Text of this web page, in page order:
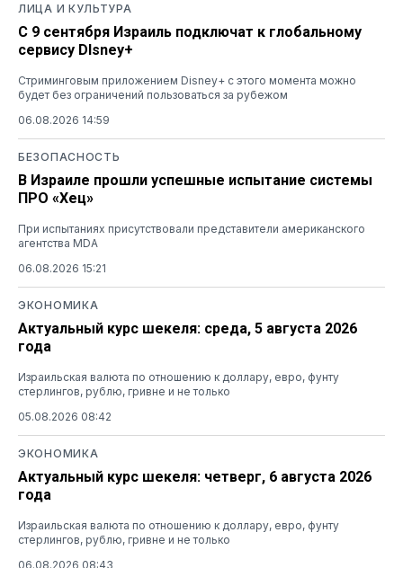
ЛИЦА И КУЛЬТУРА
С 9 сентября Израиль подключат к глобальному
сервису DIsney+
Стриминговым приложением Disney+ с этого момента можно
будет без ограничений пользоваться за рубежом
06.08.2026 14:59
БЕЗОПАСНОСТЬ
В Израиле прошли успешные испытание системы
ПРО «Хец»
При испытаниях присутствовали представители американского
агентства MDA
06.08.2026 15:21
ЭКОНОМИКА
Актуальный курс шекеля: среда, 5 августа 2026
года
Израильская валюта по отношению к доллару, евро, фунту
стерлингов, рублю, гривне и не только
05.08.2026 08:42
ЭКОНОМИКА
Актуальный курс шекеля: четверг, 6 августа 2026
года
Израильская валюта по отношению к доллару, евро, фунту
стерлингов, рублю, гривне и не только
06.08.2026 08:43